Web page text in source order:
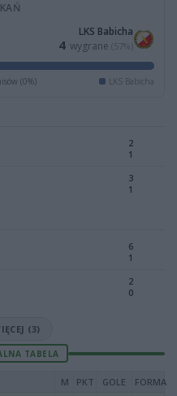
LKS Babicha
4 wygrane (57%)
(0%) LKS Babicha
2
1
3
1
6
1
2
0
(3)
TABELA
M PKT GOLE FORMA